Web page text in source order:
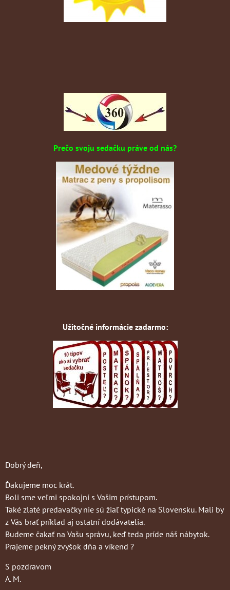
Prečo svoju sedačku práve od nás?
Užitočné informácie zadarmo:
Dobrý deň,
Ďakujeme moc krát.
Boli sme veľmi spokojní s Vašim prístupom.
Také zlaté predavačky nie sú žiaľ typické na Slovensku. Mali by
z Vás brať príklad aj ostatní dodávatelia.
Budeme čakať na Vašu správu, keď teda príde náš nábytok.
Prajeme pekný zvyšok dňa a víkend ?
S pozdravom
A. M.